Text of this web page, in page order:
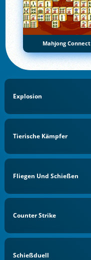
Mahjong Connect
Explosion
Tierische Kämpfer
Fliegen Und Schießen
Counter Strike
Schießduell